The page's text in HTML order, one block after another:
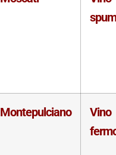
Montepulciano
Vino